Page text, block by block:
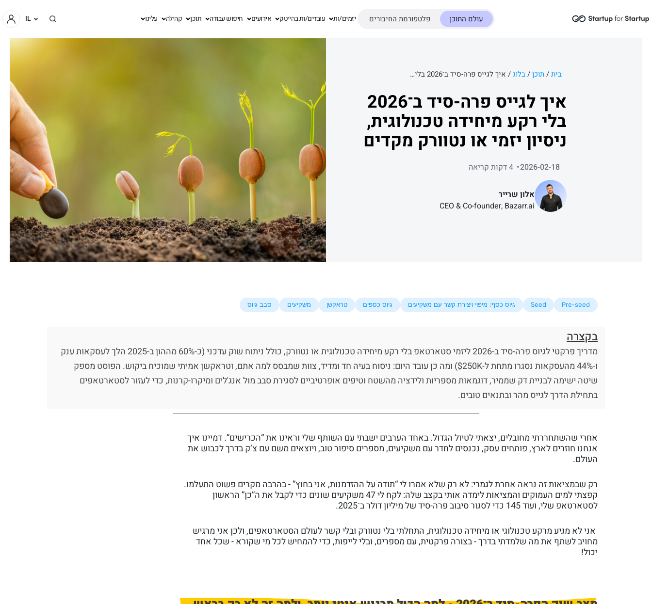
עולם התוכן פלטפורמת החיבורים יזמים/ות עובדים/ות בהייטק אירועים חיפוש עבודה תוכן קהילה עלינו IL
בית/תוכן/בלוג/ איך לגייס פרה-סיד ב־2026 בלי רקע מיחידה טכנולוגית, ניסיון יזמי או נטוורק מקדים
איך לגייס פרה-סיד ב־2026
בלי רקע מיחידה טכנולוגית,
ניסיון יזמי או נטוורק מקדים
2026-02-18 4 דקות קריאה
אלון שרייר
CEO & Co-founder, Bazarr.ai
Pre-seed
Seed גיוס כסף: מיפוי ויצירת קשר עם משקיעים גיוס כספים טראקשן משקיעים סבב גיוס
בקצרה
מדריך פרקטי לגיוס פרה-סיד ב-2026 ליזמי סטארטאפ בלי רקע מיחידה טכנולוגית או נטוורק, כולל ניתוח שוק עדכני (כ-60% מההון ב-2025 הלך לעסקאות ענק
ו-44% מהעסקאות נסגרו מתחת ל-$250K) ומה כן עובד היום: ניסוח בעיה חד ומדיד, צוות שמבסס למה אתם, וטראקשן אמיתי שמוכיח ביקוש. הפוסט מספק
שיטה ישימה לבניית דק שממיר, דוגמאות מספריות ולידציה מהשטח וטיפים אופרטיביים לסגירת סבב מול אנג'לים ומיקרו-קרנות, כדי לעזור לסטארטאפים
בתחילת הדרך לגייס מהר ובתנאים טובים.
אחרי שהשתחררתי מחובלים, יצאתי לטיול הגדול. באחד הערבים ישבתי עם השותף שלי וראינו את “הכרישים”. דמיינו איך
אנחנו חוזרים לארץ, פותחים עסק, נכנסים לחדר עם משקיעים, מספרים סיפור טוב, ויוצאים משם עם צ’ק בדרך לכבוש את
העולם.
רק שבמציאות זה נראה אחרת לגמרי: לא רק שלא אמרו לי “תודה על ההזדמנות, אני בחוץ” - בהרבה מקרים פשוט התעלמו.
קפצתי למים העמוקים והמציאות לימדה אותי בקצב שלה: לקח לי 47 משקיעים שונים כדי לקבל את ה”כן” הראשון
לסטארטאפ שלי, ועוד 145 כדי לסגור סיבוב פרה-סיד של מיליון דולר ב־2025.
אני לא מגיע מרקע טכנולוגי או מיחידה טכנולוגית, התחלתי בלי נטוורק ובלי קשר לעולם הסטארטאפים, ולכן אני מרגיש
מחויב לשתף את מה שלמדתי בדרך - בצורה פרקטית, עם מספרים, ובלי לייפות, כדי להמחיש לכל מי שקורא - שכל אחד
יכול!